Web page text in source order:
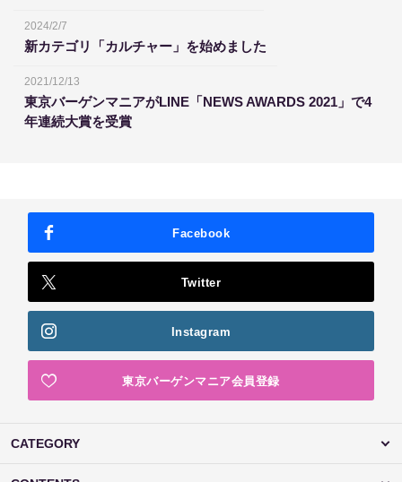
2024/2/7
新カテゴリ「カルチャー」を始めました
2021/12/13
東京バーゲンマニアがLINE「NEWS AWARDS 2021」で4
年連続大賞を受賞
Facebook
Twitter
Instagram
東京バーゲンマニア会員登録
CATEGORY